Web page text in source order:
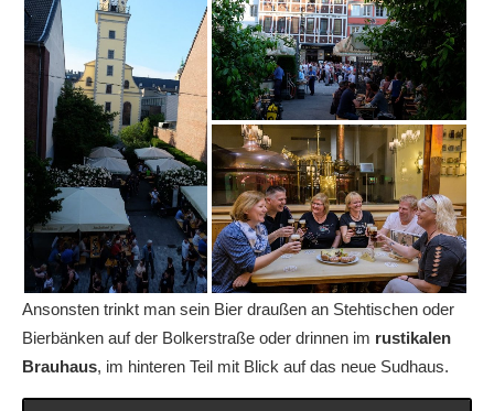
Ansonsten trinkt man sein Bier draußen an Stehtischen oder
Bierbänken auf der Bolkerstraße oder drinnen im rustikalen
Brauhaus, im hinteren Teil mit Blick auf das neue Sudhaus.